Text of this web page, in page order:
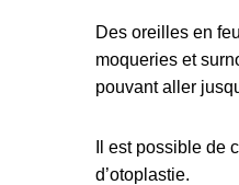
Des oreilles en
moqueries et
pouvant aller
Il est possible de
d’otoplastie.